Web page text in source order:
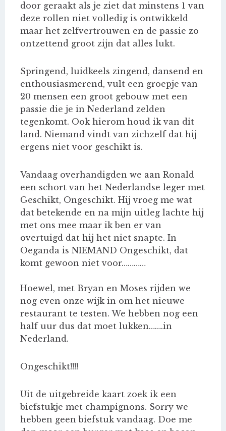
door geraakt als je ziet dat minstens 1 van
deze rollen niet volledig is ontwikkeld
maar het zelfvertrouwen en de passie zo
ontzettend groot zijn dat alles lukt.
Springend, luidkeels zingend, dansend en
enthousiasmerend, vult een groepje van
20 mensen een groot gebouw met een
passie die je in Nederland zelden
tegenkomt. Ook hierom houd ik van dit
land. Niemand vindt van zichzelf dat hij
ergens niet voor geschikt is.
Vandaag overhandigden we aan Ronald
een schort van het Nederlandse leger met
Geschikt, Ongeschikt. Hij vroeg me wat
dat betekende en na mijn uitleg lachte hij
met ons mee maar ik ben er van
overtuigd dat hij het niet snapte. In
Oeganda is NIEMAND Ongeschikt, dat
komt gewoon niet voor…………
Hoewel, met Bryan en Moses rijden we
nog even onze wijk in om het nieuwe
restaurant te testen. We hebben nog een
half uur dus dat moet lukken…….in
Nederland.
Ongeschikt!!!!
Uit de uitgebreide kaart zoek ik een
biefstukje met champignons. Sorry we
hebben geen biefstuk vandaag. Doe me